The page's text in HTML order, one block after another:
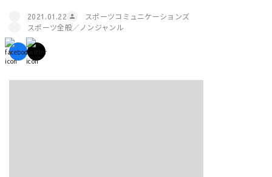
2021.01.22
スポーツコミュニケーションズ
スポーツ全般／ノンジャンル